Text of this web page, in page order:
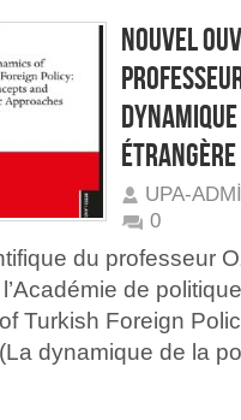
NOUVEL
UPA-
0
du professeur
de
Turkish Foreign
dynamique de la